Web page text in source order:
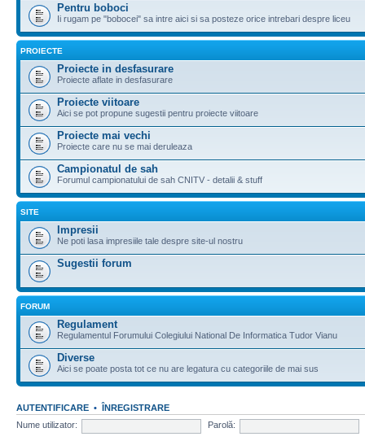
Pentru boboci
Ii rugam pe "bobocei" sa intre aici si sa posteze orice intrebari despre liceu
PROIECTE
Proiecte in desfasurare
Proiecte aflate in desfasurare
Proiecte viitoare
Aici se pot propune sugestii pentru proiecte viitoare
Proiecte mai vechi
Proiecte care nu se mai deruleaza
Campionatul de sah
Forumul campionatului de sah CNITV - detalii & stuff
SITE
Impresii
Ne poti lasa impresiile tale despre site-ul nostru
Sugestii forum
FORUM
Regulament
Regulamentul Forumului Colegiului National De Informatica Tudor Vianu
Diverse
Aici se poate posta tot ce nu are legatura cu categoriile de mai sus
AUTENTIFICARE • ÎNREGISTRARE
Nume utilizator:
Parolă: